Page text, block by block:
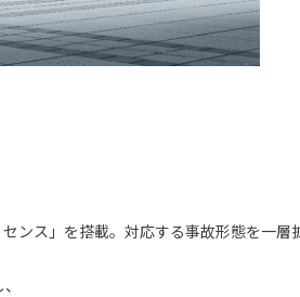
ンス」を搭載。対応する事故形態を一層